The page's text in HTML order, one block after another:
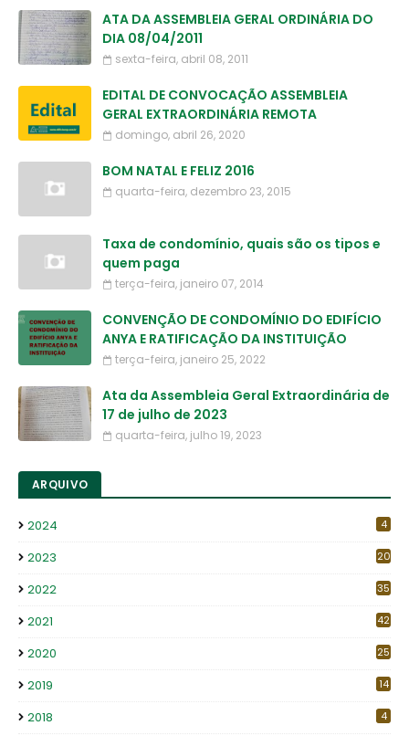
ATA DA ASSEMBLEIA GERAL ORDINÁRIA DO
DIA 08/04/2011
sexta-feira, abril 08, 2011
EDITAL DE CONVOCAÇÃO ASSEMBLEIA
GERAL EXTRAORDINÁRIA REMOTA
domingo, abril 26, 2020
BOM NATAL E FELIZ 2016
quarta-feira, dezembro 23, 2015
Taxa de condomínio, quais são os tipos e
quem paga
terça-feira, janeiro 07, 2014
CONVENÇÃO DE CONDOMÍNIO DO EDIFÍCIO
ANYA E RATIFICAÇÃO DA INSTITUIÇÃO
terça-feira, janeiro 25, 2022
Ata da Assembleia Geral Extraordinária de
17 de julho de 2023
quarta-feira, julho 19, 2023
ARQUIVO
2024 4
2023 20
2022 35
2021 42
2020 25
2019 14
2018 4